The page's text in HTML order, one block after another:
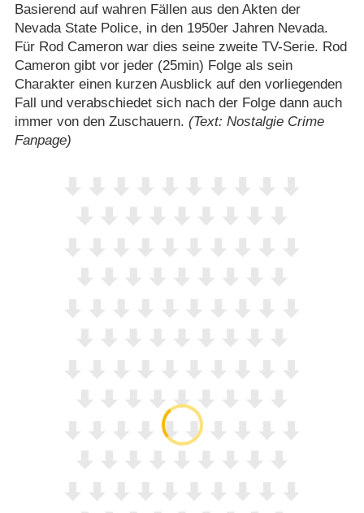
Basierend auf wahren Fällen aus den Akten der
Nevada State Police, in den 1950er Jahren Nevada.
Für Rod Cameron war dies seine zweite TV-Serie. Rod
Cameron gibt vor jeder (25min) Folge als sein
Charakter einen kurzen Ausblick auf den vorliegenden
Fall und verabschiedet sich nach der Folge dann auch
immer von den Zuschauern. (Text: Nostalgie Crime
Fanpage)